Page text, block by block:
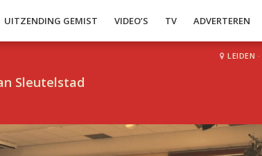
UITZENDING GEMIST VIDEO’S TV ADVERTEREN
Sleutelstad
LEIDEN ·